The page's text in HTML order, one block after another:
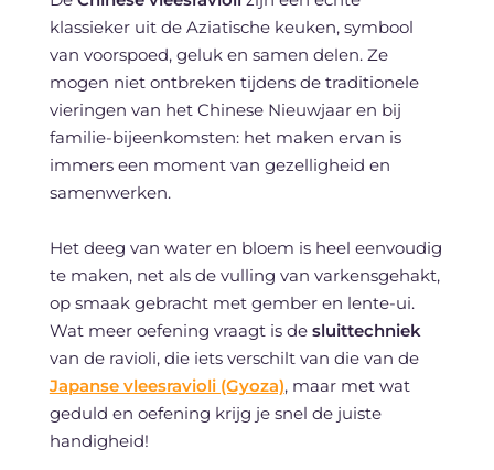
klassieker uit de Aziatische keuken, symbool
van voorspoed, geluk en samen delen. Ze
mogen niet ontbreken tijdens de traditionele
vieringen van het Chinese Nieuwjaar en bij
familie-bijeenkomsten: het maken ervan is
immers een moment van gezelligheid en
samenwerken.
Het deeg van water en bloem is heel eenvoudig
te maken, net als de vulling van varkensgehakt,
op smaak gebracht met gember en lente-ui.
Wat meer oefening vraagt is de sluittechniek
van de ravioli, die iets verschilt van die van de
Japanse vleesravioli (Gyoza), maar met wat
geduld en oefening krijg je snel de juiste
handigheid!